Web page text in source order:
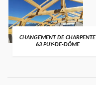
CHANGEMENT DE CHARPENTE
63 PUY-DE-DÔME